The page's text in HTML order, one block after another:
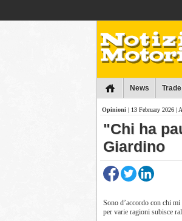
News
Opinioni | 13 February 2026 |
"Chi ha
Giardino
Sono d’accordo con chi
per varie ragioni subisce